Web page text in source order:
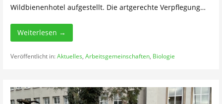
Wildbienenhotel aufgestellt. Die artgerechte Verpflegung…
Weiterlesen →
Veröffentlicht in:Aktuelles, Arbeitsgemeinschaften, Biologie